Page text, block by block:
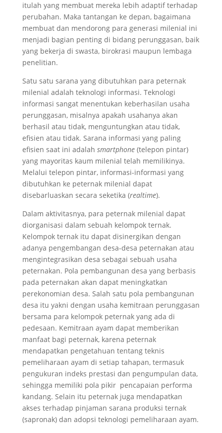
itulah yang membuat mereka lebih adaptif terhadap
perubahan. Maka tantangan ke depan, bagaimana
membuat dan mendorong para generasi milenial ini
menjadi bagian penting di bidang perunggasan, baik
yang bekerja di swasta, birokrasi maupun lembaga
penelitian.
Satu satu sarana yang dibutuhkan para peternak
milenial adalah teknologi informasi. Teknologi
informasi sangat menentukan keberhasilan usaha
perunggasan, misalnya apakah usahanya akan
berhasil atau tidak, menguntungkan atau tidak,
efisien atau tidak. Sarana informasi yang paling
efisien saat ini adalah smartphone (telepon pintar)
yang mayoritas kaum milenial telah memilikinya.
Melalui telepon pintar, informasi-informasi yang
dibutuhkan ke peternak milenial dapat
disebarluaskan secara seketika (realtime).
Dalam aktivitasnya, para peternak milenial dapat
diorganisasi dalam sebuah kelompok ternak.
Kelompok ternak itu dapat disinergikan dengan
adanya pengembangan desa-desa peternakan atau
mengintegrasikan desa sebagai sebuah usaha
peternakan. Pola pembangunan desa yang berbasis
pada peternakan akan dapat meningkatkan
perekonomian desa. Salah satu pola pembangunan
desa itu yakni dengan usaha kemitraan perunggasan
bersama para kelompok peternak yang ada di
pedesaan. Kemitraan ayam dapat memberikan
manfaat bagi peternak, karena peternak
mendapatkan pengetahuan tentang teknis
pemeliharaan ayam di setiap tahapan, termasuk
pengukuran indeks prestasi dan pengumpulan data,
sehingga memiliki pola pikir pencapaian performa
kandang. Selain itu peternak juga mendapatkan
akses terhadap pinjaman sarana produksi ternak
(sapronak) dan adopsi teknologi pemeliharaan ayam.